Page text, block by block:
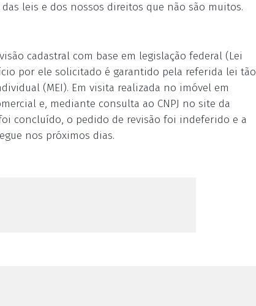
leis e dos nossos direitos que não são muitos.
cadastral com base em legislação federal (Lei
por ele solicitado é garantido pela referida lei tão
(MEI). Em visita realizada no imóvel em
e, mediante consulta ao CNPJ no site da
concluído, o pedido de revisão foi indeferido e a
nos próximos dias.